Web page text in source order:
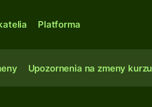
Platforma
Upozornenia na zmeny kurzu